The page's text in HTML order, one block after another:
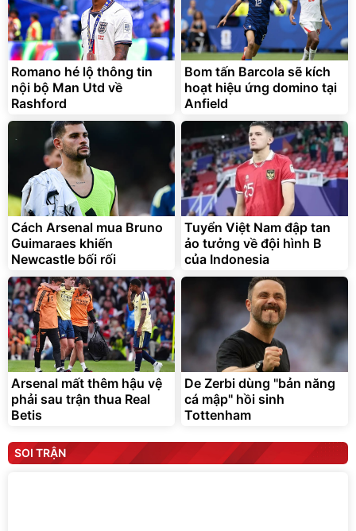
Romano hé lộ thông tin
nội bộ Man Utd về
Rashford
Bom tấn Barcola sẽ kích
hoạt hiệu ứng domino tại
Anfield
Cách Arsenal mua Bruno
Guimaraes khiến
Newcastle bối rối
Tuyển Việt Nam đập tan
ảo tưởng về đội hình B
của Indonesia
Arsenal mất thêm hậu vệ
phải sau trận thua Real
Betis
De Zerbi dùng ''bản năng
cá mập'' hồi sinh
Tottenham
SOI TRẬN